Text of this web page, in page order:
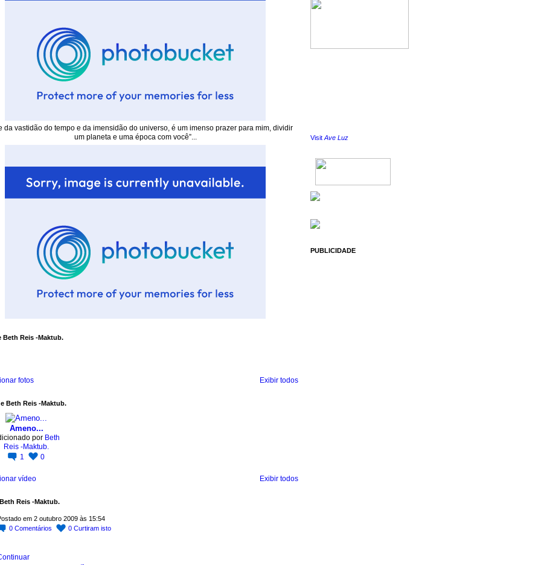
da vastidão do tempo e da imensidão do universo, é um imenso prazer para mim, dividir
um planeta e uma época com você”...
Beth Reis -Maktub.
fotos Exibir todos
Beth Reis -Maktub.
Ameno...
por Beth
Reis -Maktub.
1
0
vídeo Exibir todos
Reis -Maktub.
em 2 outubro 2009 às 15:54
0 Comentários 0 Curtiram isto
Visit Ave Luz
PUBLICIDADE